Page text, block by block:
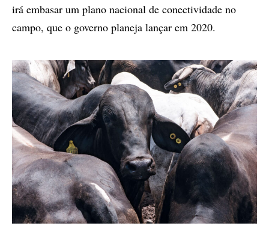
irá embasar um plano nacional de conectividade no
campo, que o governo planeja lançar em 2020.